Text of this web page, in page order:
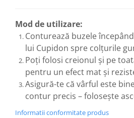
Mod de utilizare:
Conturează buzele
lui Cupidon spre colțurile
Poți folosi creionul și pe
pentru un efect mat și
Asigură-te că vârful este
contur precis – folosește
Informatii conformitate produs